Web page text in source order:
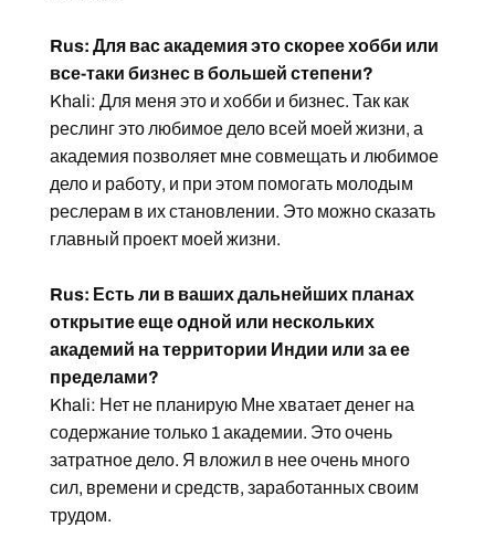
Rus: Для вас академия это скорее хобби или
все-таки бизнес в большей степени?
Khali: Для меня это и хобби и бизнес. Так как
реслинг это любимое дело всей моей жизни, а
академия позволяет мне совмещать и любимое
дело и работу, и при этом помогать молодым
реслерам в их становлении. Это можно сказать
главный проект моей жизни.
Rus: Есть ли в ваших дальнейших планах
открытие еще одной или нескольких
академий на территории Индии или за ее
пределами?
Khali: Нет не планирую Мне хватает денег на
содержание только 1 академии. Это очень
затратное дело. Я вложил в нее очень много
сил, времени и средств, заработанных своим
трудом.